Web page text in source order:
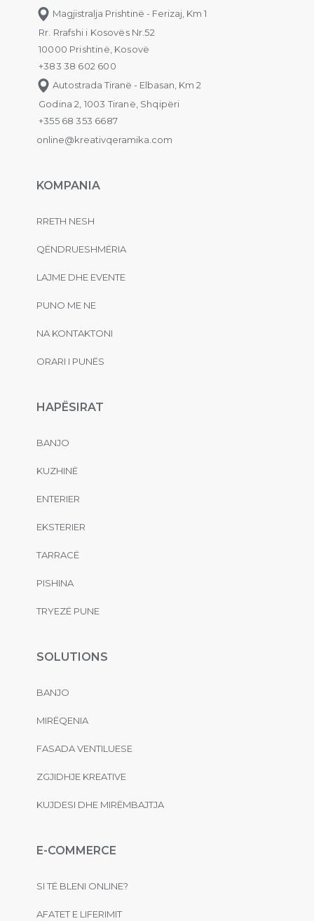
Magjistralja Prishtinë - Ferizaj, Km 1
Rr. Rrafshi i Kosovës Nr.52
10000 Prishtinë, Kosovë
+383 38 602 600
Autostrada Tiranë - Elbasan, Km 2
Godina 2, 1003 Tiranë, Shqipëri
+355 68 353 6687
online@kreativqeramika.com
KOMPANIA
RRETH NESH
QËNDRUESHMËRIA
LAJME DHE EVENTE
PUNO ME NE
NA KONTAKTONI
ORARI I PUNËS
HAPËSIRAT
BANJO
KUZHINË
ENTERIER
EKSTERIER
TARRACË
PISHINA
TRYEZË PUNE
SOLUTIONS
BANJO
MIRËQENIA
FASADA VENTILUESE
ZGJIDHJE KREATIVE
KUJDESI DHE MIRËMBAJTJA
E-COMMERCE
SI TË BLENI ONLINE?
AFATET E LIFERIMIT